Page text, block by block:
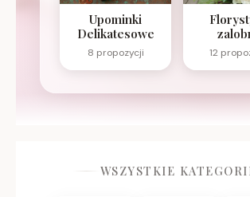
Upominki
Delikatesowe
8 propozycji 12
WSZYSTKIE